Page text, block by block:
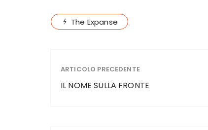
The Expanse
ARTICOLO PRECEDENTE
IL NOME SULLA FRONTE